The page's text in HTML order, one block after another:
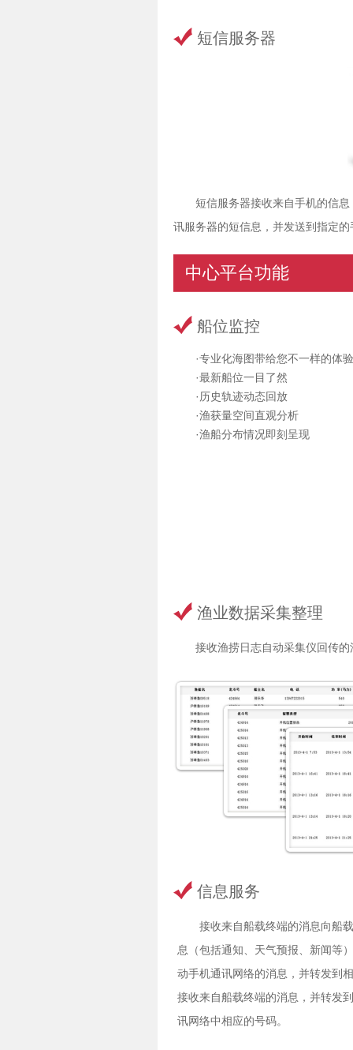
短信服务器
短信服务器接收来自手机的信
讯服务器的短信息，并发送到指定
中心平台功能
船位监控
·专业化海图带给您不一样的体验
·最新船位一目了然
·历史轨迹动态回放
·渔获量空间直观分析
·渔船分布情况即刻呈现
渔业数据采集整理
接收渔捞日志自动采集仪回传
信息服务
接收来自船载终端的消息向船
息（包括通知、天气预报、新闻等
动手机通讯网络的消息，并转发到
接收来自船载终端的消息，并转发
讯网络中相应的号码。